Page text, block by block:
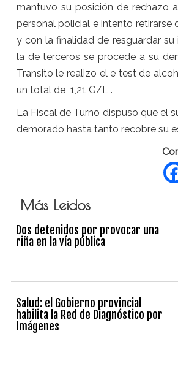
mantuvo su posición de rechazo
personal policial e intento retirarse
y con la finalidad de resguardar
la de terceros se procede a su
Transito le realizo el e test de
un total de 1,21 G/L .
La Fiscal de Turno dispuso que el
demorado hasta tanto recobre su
Más Leidos
Dos detenidos por provocar una
riña en la vía pública
Salud: el Gobierno provincial
habilita la Red de Diagnóstico por
Imágenes